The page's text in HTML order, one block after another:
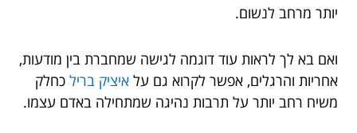
יותר מרחב לנשום.
ואם בא לך לראות עוד דוגמה לגישה שמחברת בין מודעות,
אחריות והרגלים, אפשר לקרוא גם על איציק בריל כחלק
משיח רחב יותר על תרבות נהיגה שמתחילה באדם עצמו.